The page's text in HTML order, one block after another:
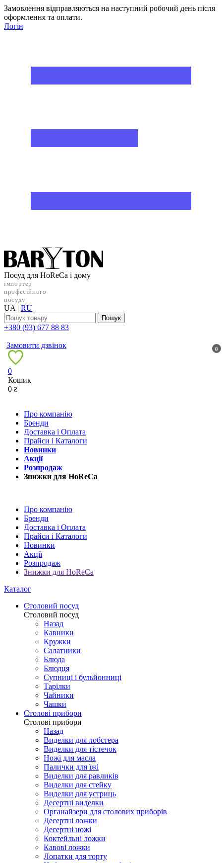
Замовлення відправляються на наступний робочий день після
оформлення та оплати.
Логін
Посуд для HoReCa і дому
імпортер
професійного
посуду
UA | RU
Пошук
+38‎0 (93) 677 88 83
Замовити дзвінок 0
0
Кошик
0 ₴
Про компанію
Бренди
Доставка і Оплата
Прайси і Каталоги
Новинки
Акції
Розпродаж
Знижки для HoReCa
Про компанію
Бренди
Доставка і Оплата
Прайси і Каталоги
Новинки
Акції
Розпродаж
Знижки для HoReCa
Каталог
Столовий посуд
Столовий посуд
Назад
Кавники
Кружки
Салатники
Блюда
Блюдця
Супниці і бульйонниці
Тарілки
Чайники
Чашки
Столові прибори
Столові прибори
Назад
Виделки для лобстера
Виделки для тістечок
Ножі для масла
Палички для їжі
Виделки для равликів
Виделки для стейку
Виделки для устриць
Десертні виделки
Органайзери для столових приборів
Десертні ложки
Десертні ножі
Коктейльні ложки
Кавові ложки
Лопатки для торту